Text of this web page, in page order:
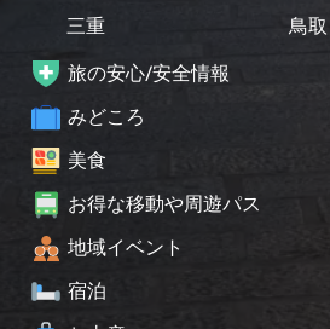
三重
鳥取
旅の安心/安全情報
みどころ
美食
お得な移動や周遊パス
地域イベント
宿泊